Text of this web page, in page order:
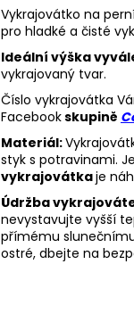
Vykrajovátko na
pro hladké a čisté
Ideální výška
vykrajovaný tvar.
Číslo vykrajovátka
Facebookskupině
Materiál:
styk s potravinami.
vykrajovátkaje
Údržba
nevystavujte vyšší
přímému
ostré, dbejte na